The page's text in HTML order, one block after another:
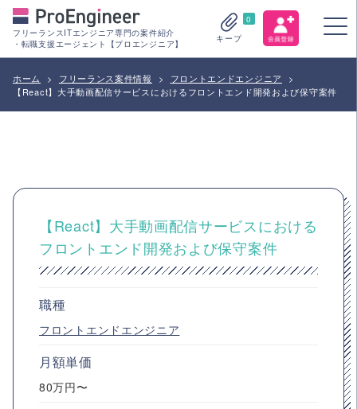
フリーランスITエンジニア専門の案件紹介
・転職支援エージェント【プロエンジニア】
0
キープ
ホーム > フリーランス案件情報 > フロントエンドエンジニア
>
【React】大手動画配信サービスにおけるフロントエンド開発および保守案件
【React】大手動画配信サービスにおける
フロントエンド開発および保守案件
職種
フロントエンドエンジニア
月額単価
80万円〜